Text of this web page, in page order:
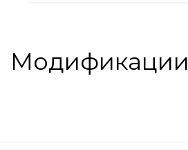
Модификации